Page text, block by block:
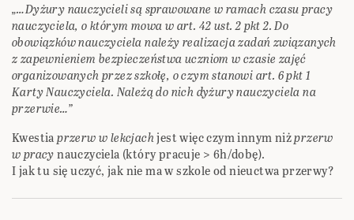
„…Dyżury nauczycieli są sprawowane w ramach czasu pracy
nauczyciela, o którym mowa w art. 42 ust. 2 pkt 2. Do
obowiązków nauczyciela należy realizacja zadań związanych
z zapewnieniem bezpieczeństwa uczniom w czasie zajęć
organizowanych przez szkołę, o czym stanowi art. 6 pkt 1
Karty Nauczyciela. Należą do nich dyżury nauczyciela na
przerwie…”
Kwestiaprzerw w lekcjachjest więc czym innym niżprzerw
w pracynauczyciela (który pracuje > 6h/dobę).
I jak tu się uczyć, jak nie ma w szkole od nieuctwa przerwy?